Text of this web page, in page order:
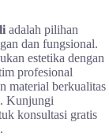
adalah pilihan
dan fungsional.
estetika dengan
profesional
material berkualitas
Kunjungi
konsultasi gratis